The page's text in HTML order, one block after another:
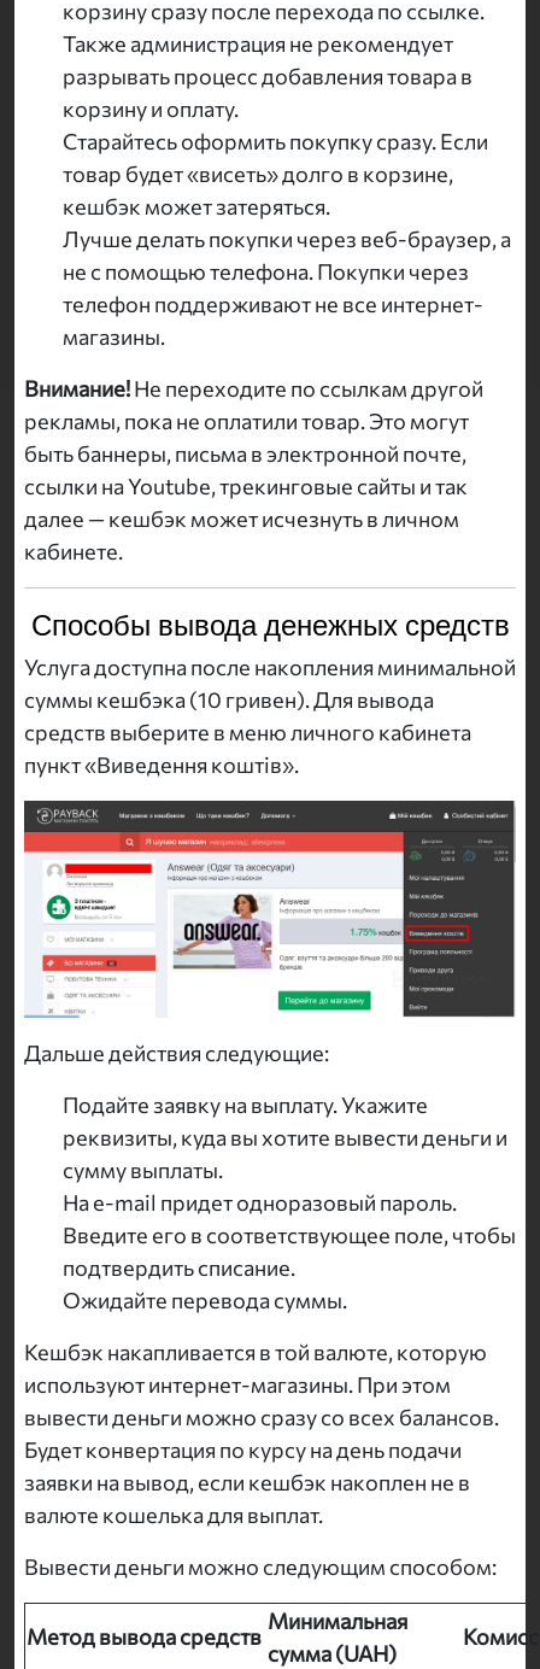
корзину сразу после перехода по ссылке.
Также администрация не рекомендует
разрывать процесс добавления товара в
корзину и оплату.
Старайтесь оформить покупку сразу. Если
товар будет «висеть» долго в корзине,
кешбэк может затеряться.
Лучше делать покупки через веб-браузер, а
не с помощью телефона. Покупки через
телефон поддерживают не все интернет-
магазины.
Внимание!Не переходите по ссылкам другой
рекламы, пока не оплатили товар. Это могут
быть баннеры, письма в электронной почте,
ссылки на Youtube, трекинговые сайты и так
далее — кешбэк может исчезнуть в личном
кабинете.
Способы вывода денежных средств
Услуга доступна после накопления минимальной
суммы кешбэка (10 гривен). Для вывода
средств выберите в меню личного кабинета
пункт «Виведення коштів».
Дальше действия следующие:
Подайте заявку на выплату. Укажите
реквизиты, куда вы хотите вывести деньги и
сумму выплаты.
На e-mail придет одноразовый пароль.
Введите его в соответствующее поле, чтобы
подтвердить списание.
Ожидайте перевода суммы.
Кешбэк накапливается в той валюте, которую
используют интернет-магазины. При этом
вывести деньги можно сразу со всех балансов.
Будет конвертация по курсу на день подачи
заявки на вывод, если кешбэк накоплен не в
валюте кошелька для выплат.
Вывести деньги можно следующим способом:
Метод вывода средств
Минимальная
сумма (UAH)